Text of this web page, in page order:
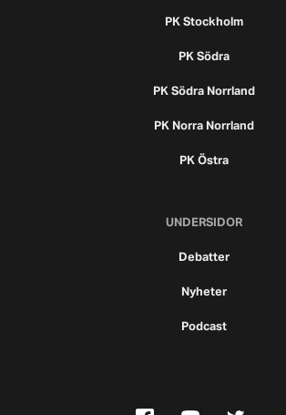
PK Stockholm
PK Södra
PK Södra Norrland
PK Norra Norrland
PK Östra
UNDERSIDOR
Debatter
Nyheter
Podcast